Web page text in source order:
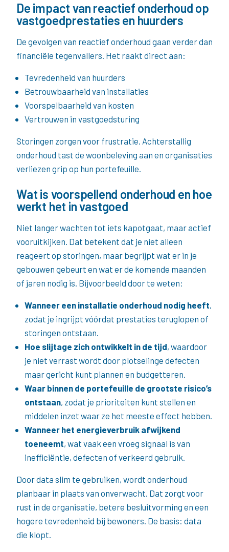
De impact van reactief onderhoud op
vastgoedprestaties en huurders
De gevolgen van reactief onderhoud gaan verder dan
financiële tegenvallers. Het raakt direct aan:
Tevredenheid van huurders
Betrouwbaarheid van installaties
Voorspelbaarheid van kosten
Vertrouwen in vastgoedsturing
Storingen zorgen voor frustratie. Achterstallig
onderhoud tast de woonbeleving aan en organisaties
verliezen grip op hun portefeuille.
Wat is voorspellend onderhoud en hoe
werkt het in vastgoed
Niet langer wachten tot iets kapotgaat, maar actief
vooruitkijken. Dat betekent dat je niet alleen
reageert op storingen, maar begrijpt wat er in je
gebouwen gebeurt en wat er de komende maanden
of jaren nodig is. Bijvoorbeeld door te weten:
Wanneer een installatie onderhoud nodig heeft,
zodat je ingrijpt vóórdat prestaties teruglopen of
storingen ontstaan.
Hoe slijtage zich ontwikkelt in de tijd, waardoor
je niet verrast wordt door plotselinge defecten
maar gericht kunt plannen en budgetteren.
Waar binnen de portefeuille de grootste risico’s
ontstaan, zodat je prioriteiten kunt stellen en
middelen inzet waar ze het meeste effect hebben.
Wanneer het energieverbruik afwijkend
toeneemt, wat vaak een vroeg signaal is van
inefficiëntie, defecten of verkeerd gebruik.
Door data slim te gebruiken, wordt onderhoud
planbaar in plaats van onverwacht. Dat zorgt voor
rust in de organisatie, betere besluitvorming en een
hogere tevredenheid bij bewoners. De basis: data
die klopt.